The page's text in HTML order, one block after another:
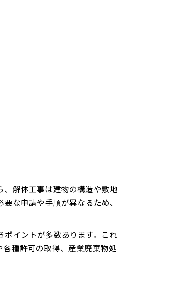
解体工事は建物の構造や敷地
な申請や手順が異なるため、
イントが多数あります。これ
種許可の取得、産業廃棄物処